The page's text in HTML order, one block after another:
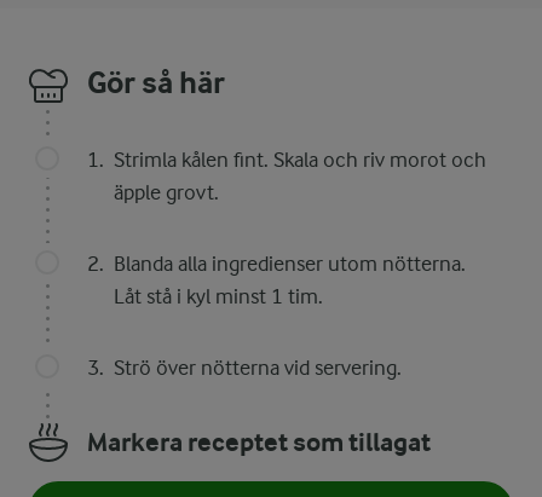
Gör så här
Strimla kålen fint. Skala och riv morot och
äpple grovt.
Blanda alla ingredienser utom nötterna.
Låt stå i kyl minst 1 tim.
Strö över nötterna vid servering.
Markera receptet som tillagat